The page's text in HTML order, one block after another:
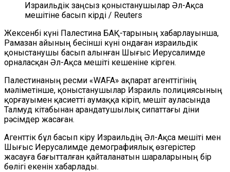
Израильдік заңсыз қоныстанушылар Әл-Ақса
мешітіне басып кірді / Reuters
Жексенбі күні Палестина БАҚ-тарының хабарлауынша,
Рамазан айының бесінші күні ондаған израильдік
қоныстанушы басып алынған Шығыс Иерусалимде
орналасқан Әл-Ақса мешіті кешеніне кірген.
Палестинаның ресми «WAFA» ақпарат агенттігінің
мәліметінше, қоныстанушылар Израиль полициясының
қорғауымен қасиетті аумаққа кіріп, мешіт ауласында
Талмуд кітабынан арандатушылық сипаттағы діни
рәсімдер жасаған.
Агенттік бұл басып кіру Израильдің Әл-Ақса мешіті мен
Шығыс Иерусалимде демографиялық өзгерістер
жасауға бағытталған қайталанатын шараларының бір
бөлігі екенін хабарлады.